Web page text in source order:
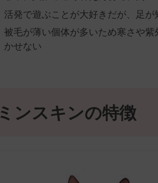
活発で遊ぶことが大好きだが、足
被毛が薄い個体が多いため寒さや
かせない
ミンスキンの特徴